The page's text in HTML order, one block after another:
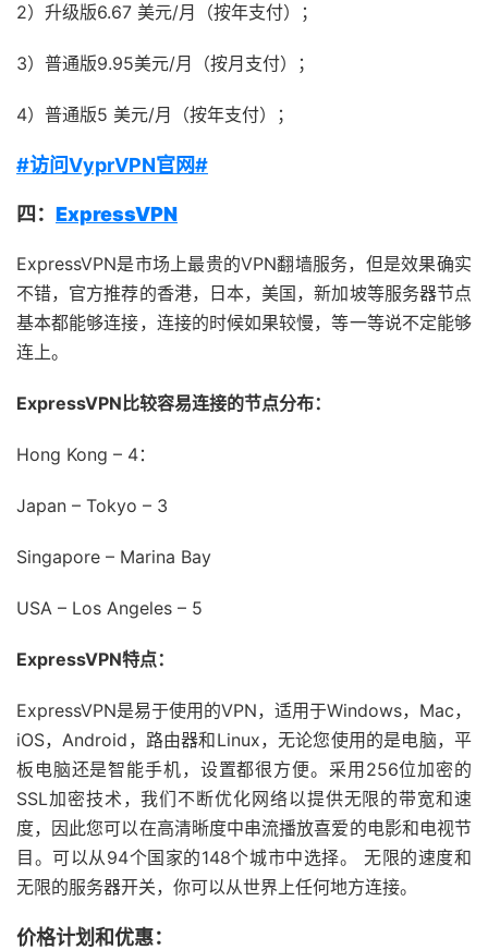
2）升级版6.67 美元/月（按年支付）；
3）普通版9.95美元/月（按月支付）；
4）普通版5 美元/月（按年支付）；
#访问VyprVPN官网#
四： ExpressVPN
ExpressVPN是市场上最贵的VPN翻墙服务，但是效果确实
不错，官方推荐的香港，日本，美国，新加坡等服务器节点
基本都能够连接，连接的时候如果较慢，等一等说不定能够
连上。
ExpressVPN比较容易连接的节点分布：
Hong Kong – 4：
Japan – Tokyo – 3
Singapore – Marina Bay
USA – Los Angeles – 5
ExpressVPN特点：
ExpressVPN是易于使用的VPN，适用于Windows，Mac，
iOS，Android，路由器和Linux，无论您使用的是电脑，平
板电脑还是智能手机，设置都很方便。采用256位加密的
SSL加密技术，我们不断优化网络以提供无限的带宽和速
度，因此您可以在高清晰度中串流播放喜爱的电影和电视节
目。可以从94个国家的148个城市中选择。 无限的速度和
无限的服务器开关，你可以从世界上任何地方连接。
价格计划和优惠：